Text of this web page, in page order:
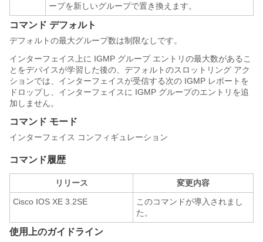
ープを新しいグループで置き換えます。
コマンド デフォルト
デフォルトの最大グループ数は制限なしです。
インターフェイス上に IGMP グループ エントリの最大数があるこ
とをデバイスが学習した後の、デフォルトのスロットリング アク
ションでは、インターフェイスが受信する次の IGMP レポートを
ドロップし、インターフェイスに IGMP グループのエントリを追
加しません。
コマンド モード
インターフェイス コンフィギュレーション
コマンド履歴
リリース
変更内容
Cisco IOS XE 3.2SE
このコマンドが導入されまし
た。
使用上のガイドライン